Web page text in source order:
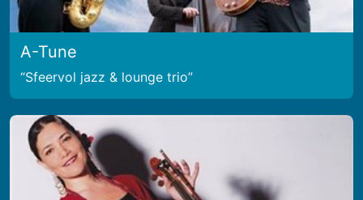
A-Tune
Sfeervol jazz & lounge trio